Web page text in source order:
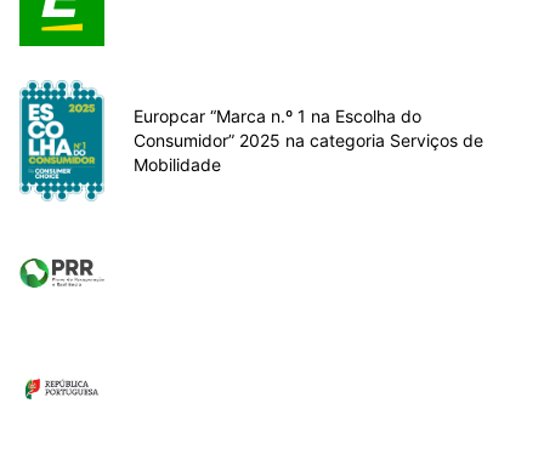
Europcar “Marca n.º 1 na Escolha do
Consumidor” 2025 na categoria Serviços de
Mobilidade